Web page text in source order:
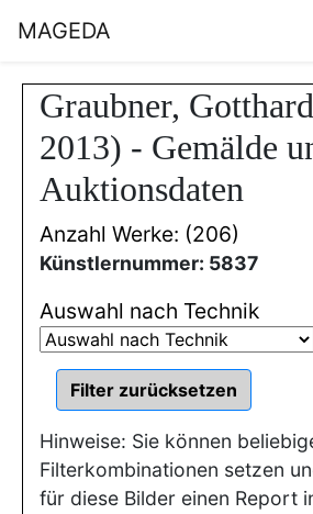
MAGEDA
Graubner,
2013) - Gemälde
Auktionsdaten
Anzahl Werke: (206)
Künstlernummer: 5837
Auswahl nach Technik
Hinweise: Sie können
Filterkombinationen setzen
für diese Bilder einen Report